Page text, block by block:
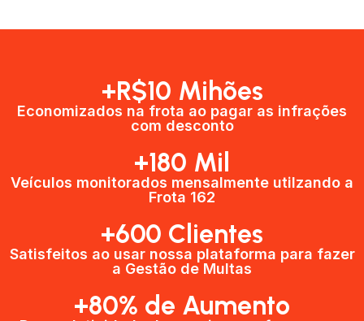
+R$10 Mihões
Economizados na frota ao pagar as infrações
com desconto
+180 Mil
Veículos monitorados mensalmente utilzando a
Frota 162
+600 Clientes​
Satisfeitos ao usar nossa plataforma para fazer
a Gestão de Multas​
+80% de Aumento